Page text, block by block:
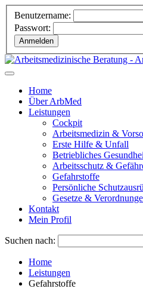
Benutzername:
Passwort:
Home
Über ArbMed
Leistungen
Cockpit
Arbeitsmedizin &
Erste Hilfe & Unfall
Betriebliches
Arbeitsschutz &
Gefahrstoffe
Persönliche
Gesetze &
Kontakt
Mein Profil
Suchen nach:
Home
Leistungen
Gefahrstoffe